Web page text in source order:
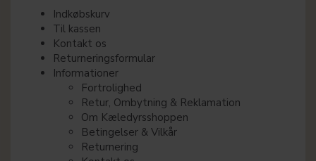
Indkøbskurv
Til kassen
Kontakt os
Returneringsformular
Informationer
Fortrolighed
Retur, Ombytning & Reklamation
Om Kæledyrsshoppen
Betingelser & Vilkår
Returnering